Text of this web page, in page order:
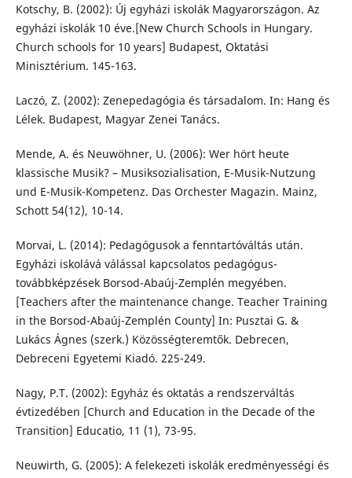
Kotschy, B. (2002): Új egyházi iskolák Magyarországon. Az
egyházi iskolák 10 éve.[New Church Schools in Hungary.
Church schools for 10 years] Budapest, Oktatási
Minisztérium. 145-163.
Laczó, Z. (2002): Zenepedagógia és társadalom. In: Hang és
Lélek. Budapest, Magyar Zenei Tanács.
Mende, A. és Neuwöhner, U. (2006): Wer hört heute
klassische Musik? – Musiksozialisation, E-Musik-Nutzung
und E-Musik-Kompetenz. Das Orchester Magazin. Mainz,
Schott 54(12), 10-14.
Morvai, L. (2014): Pedagógusok a fenntartóváltás után.
Egyházi iskolává válással kapcsolatos pedagógus-
továbbképzések Borsod-Abaúj-Zemplén megyében.
[Teachers after the maintenance change. Teacher Training
in the Borsod-Abaúj-Zemplén County] In: Pusztai G. &
Lukács Ágnes (szerk.) Közösségteremtők. Debrecen,
Debreceni Egyetemi Kiadó. 225-249.
Nagy, P.T. (2002): Egyház és oktatás a rendszerváltás
évtizedében [Church and Education in the Decade of the
Transition] Educatio, 11 (1), 73-95.
Neuwirth, G. (2005): A felekezeti iskolák eredményességi és